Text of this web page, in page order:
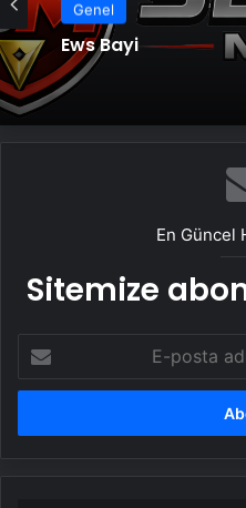
Genel
Ews Bayi
Genel
Nişantaşı
Adaylarına Çifte
En Güncel
Sitemize
posta
adresinizi